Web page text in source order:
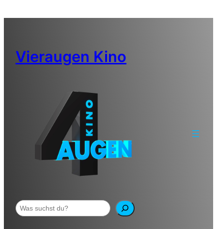
Vieraugen Kino
Suchen